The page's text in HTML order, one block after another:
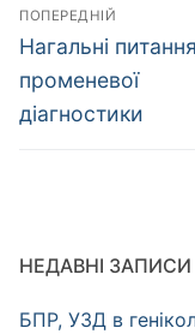
записів
ПОПЕРЕДНІЙ
Попередній
запис:
Нагальні питання
променевої
діагностики
НЕДАВНІ ЗАПИСИ
БПР, УЗД в